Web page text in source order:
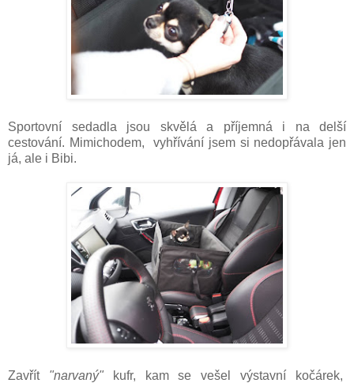
Sportovní sedadla jsou skvělá a příjemná i na delší
cestování. Mimichodem, vyhřívání jsem si nedopřávala jen
já, ale i Bibi.
Zavřít "narvaný"kufr, kam se vešel výstavní kočárek,